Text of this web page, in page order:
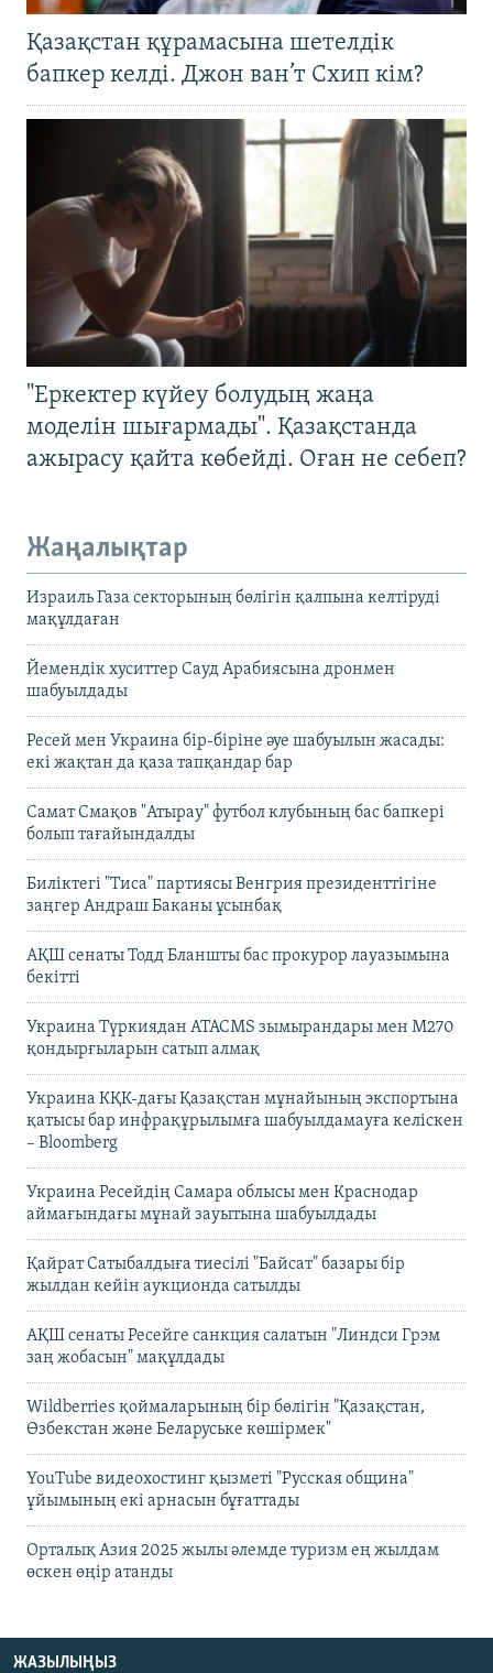
Қазақстан құрамасына шетелдік
бапкер келді. Джон ван’т Схип кім?
"Еркектер күйеу болудың жаңа
моделін шығармады". Қазақстанда
ажырасу қайта көбейді. Оған не себеп?
Жаңалықтар
Израиль Газа секторының бөлігін қалпына келтіруді
мақұлдаған
Йемендік хуситтер Сауд Арабиясына дронмен
шабуылдады
Ресей мен Украина бір-біріне әуе шабуылын жасады:
екі жақтан да қаза тапқандар бар
Самат Смақов "Атырау" футбол клубының бас бапкері
болып тағайындалды
Биліктегі "Тиса" партиясы Венгрия президенттігіне
заңгер Андраш Баканы ұсынбақ
АҚШ сенаты Тодд Бланшты бас прокурор лауазымына
бекітті
Украина Түркиядан ATACMS зымырандары мен M270
қондырғыларын сатып алмақ
Украина КҚК-дағы Қазақстан мұнайының экспортына
қатысы бар инфрақұрылымға шабуылдамауға келіскен
– Bloomberg
Украина Ресейдің Самара облысы мен Краснодар
аймағындағы мұнай зауытына шабуылдады
Қайрат Сатыбалдыға тиесілі "Байсат" базары бір
жылдан кейін аукционда сатылды
АҚШ сенаты Ресейге санкция салатын "Линдси Грэм
заң жобасын" мақұлдады
Wildberries қоймаларының бір бөлігін "Қазақстан,
Өзбекстан және Беларуське көшірмек"
YouTube видеохостинг қызметі "Русская община"
ұйымының екі арнасын бұғаттады
Орталық Азия 2025 жылы әлемде туризм ең жылдам
өскен өңір атанды
ЖАЗЫЛЫҢЫЗ